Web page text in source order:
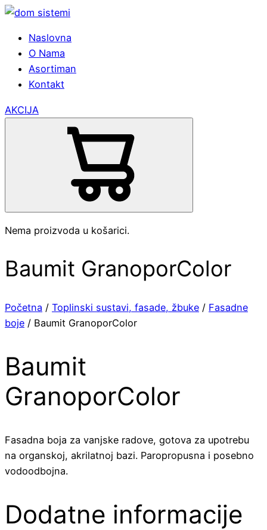
Naslovna
O Nama
Asortiman
Kontakt
AKCIJA
Nema proizvoda u košarici.
Baumit GranoporColor
Početna / Toplinski sustavi, fasade, žbuke / Fasadne
boje / Baumit GranoporColor
Baumit
GranoporColor
Fasadna boja za vanjske radove, gotova za upotrebu
na organskoj, akrilatnoj bazi. Paropropusna i posebno
vodoodbojna.
Dodatne informacije